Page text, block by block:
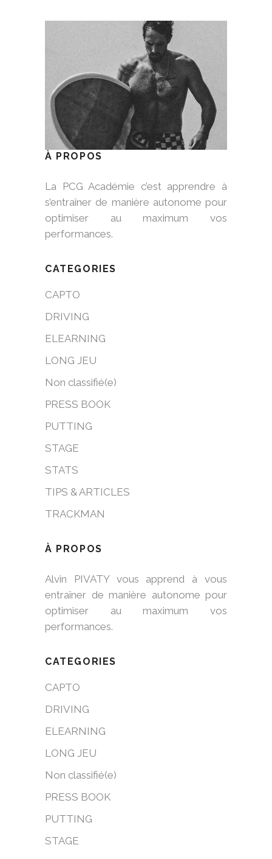
À PROPOS
La PCG Académie c’est apprendre à
s’entraîner de manière autonome pour
optimiser au maximum vos
performances.
CATEGORIES
CAPTO
DRIVING
ELEARNING
LONG JEU
Non classifié(e)
PRESS BOOK
PUTTING
STAGE
STATS
TIPS & ARTICLES
TRACKMAN
À PROPOS
Alvin PIVATY vous apprend à vous
entraîner de manière autonome pour
optimiser au maximum vos
performances.
CATEGORIES
CAPTO
DRIVING
ELEARNING
LONG JEU
Non classifié(e)
PRESS BOOK
PUTTING
STAGE